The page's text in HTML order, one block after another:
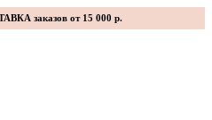
заказов от 15 000 р.